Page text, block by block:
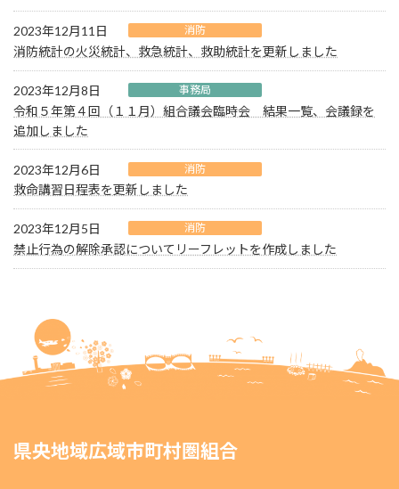
2023年12月11日 消防
消防統計の火災統計、救急統計、救助統計を更新しました
2023年12月8日 事務局
令和５年第４回（１１月）組合議会臨時会 結果一覧、会議録を
追加しました
2023年12月6日 消防
救命講習日程表を更新しました
2023年12月5日 消防
禁止行為の解除承認についてリーフレットを作成しました
県央地域広域市町村圏組合